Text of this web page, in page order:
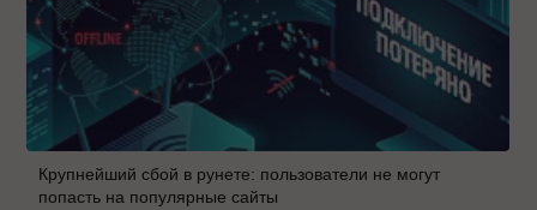
Крупнейший сбой в рунете: пользователи не могут
попасть на популярные сайты